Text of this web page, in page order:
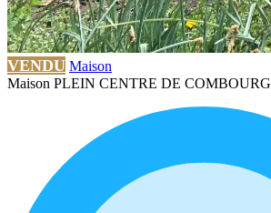
VENDU Maison
Maison PLEIN CENTRE DE COMBOURG